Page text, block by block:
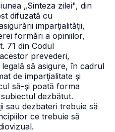
„Sinteza zilei", din
difuzată cu
imparţialităţii,
formări a opiniilor,
71 din Codul
prevederi,
să asigure, în cadrul
de imparţialitate şi
să-şi poată forma
dezbătut.
sau dezbateri trebuie să
ce trebuie să